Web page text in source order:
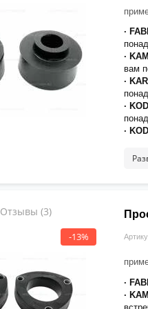
·
·
вам
·
·
·
·
·
·
·
·
Отзывы (3)
-13%
·
·